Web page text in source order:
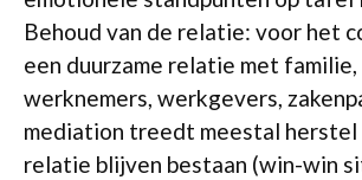
Behoud van de relatie: voor het
een duurzame relatie met familie,
werknemers, werkgevers,
mediation treedt meestal herstel
relatie blijven bestaan (win-win